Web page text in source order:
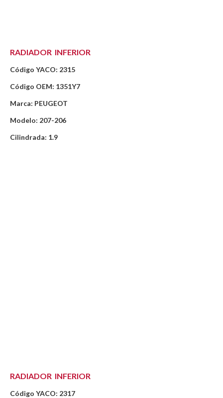
RADIADOR INFERIOR
Código YACO: 2315
Código OEM: 1351Y7
Marca: PEUGEOT
Modelo: 207-206
Cilindrada: 1.9
RADIADOR INFERIOR
Código YACO: 2317